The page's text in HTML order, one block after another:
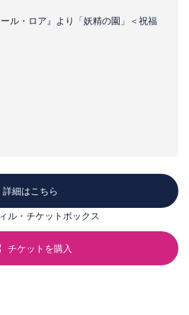
ル・ロア』より「妖精の園」＜祝福
詳細はこちら
ル・チケットボックス
チケットを購入